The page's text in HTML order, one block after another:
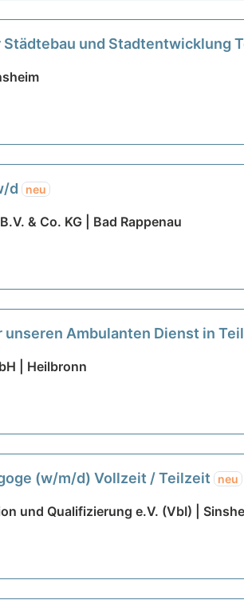
und Stadtentwicklung
d neu
& Co. KG | Bad Rappenau
Ambulanten Dienst in
| Heilbronn
(w/m/d) Vollzeit / Teilzeit neu
und Qualifizierung e.V. (VbI) |